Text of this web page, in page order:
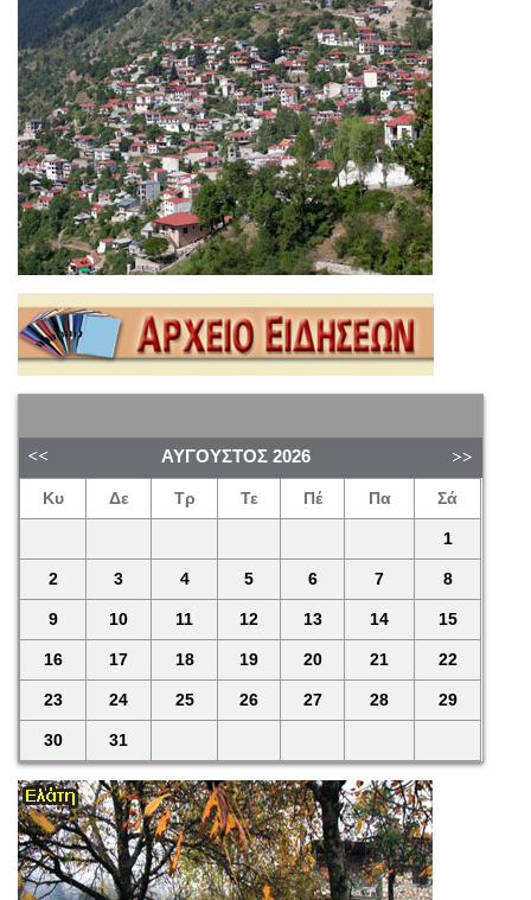
ΑΎΓΟΥΣΤΟΣ 2026
Κυ Δε Τρ Τε Πέ Πα Σά
1
2 3 4 5 6 7 8
9 10 11 12 13 14 15
16 17 18 19 20 21 22
23 24 25 26 27 28 29
30 31